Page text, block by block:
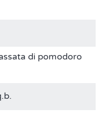
di pomodoro